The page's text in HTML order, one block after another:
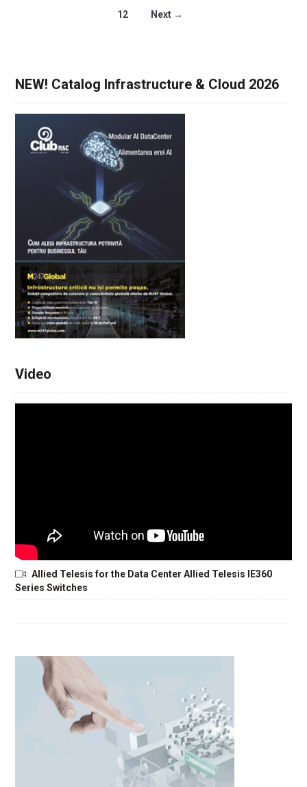
12 Next →
NEW! Catalog Infrastructure & Cloud 2026
Video
Allied Telesis for the Data Center Allied Telesis IE360
Series Switches